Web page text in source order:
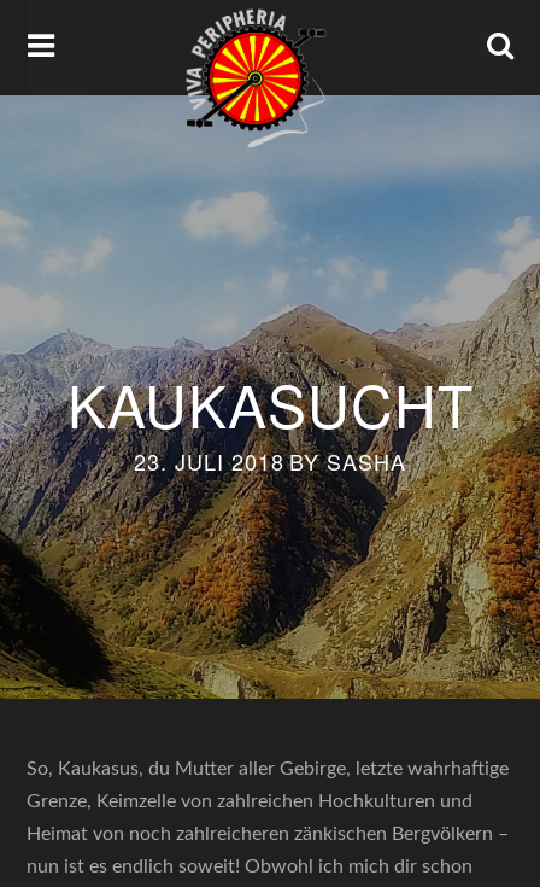
KAUKASUCHT
23. JULI 2018BYSASHA
So, Kaukasus, du Mutter aller Gebirge, letzte wahrhaftige
Grenze, Keimzelle von zahlreichen Hochkulturen und
Heimat von noch zahlreicheren zänkischen Bergvölkern –
nun ist es endlich soweit! Obwohl ich mich dir schon